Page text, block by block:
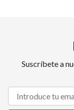
Suscríbete a